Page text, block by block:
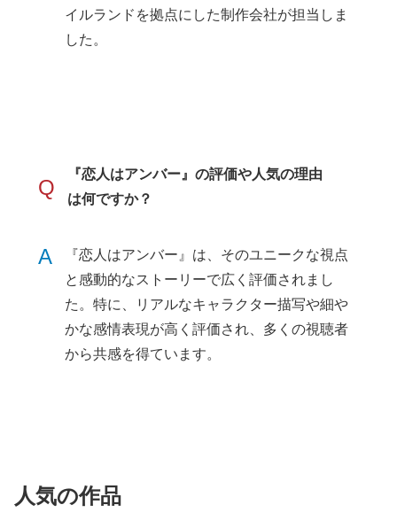
イルランドを拠点にした制作会社が担当しま
した。
Q
『恋人はアンバー』の評価や人気の理由
は何ですか？
A
『恋人はアンバー』は、そのユニークな視点
と感動的なストーリーで広く評価されまし
た。特に、リアルなキャラクター描写や細や
かな感情表現が高く評価され、多くの視聴者
から共感を得ています。
人気の作品